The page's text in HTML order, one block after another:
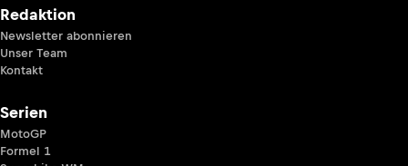
Redaktion
Newsletter abonnieren
Unser Team
Kontakt
Serien
MotoGP
Formel 1